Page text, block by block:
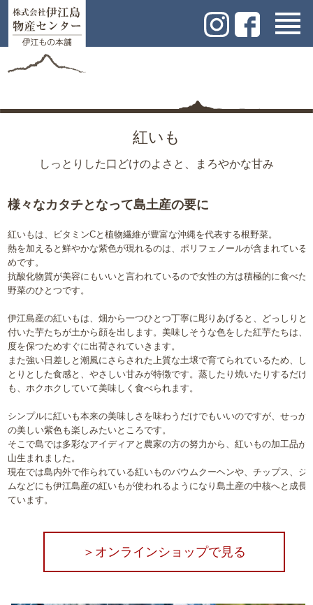
紅いも
しっとりした口どけのよさと、まろやかな甘み
様々なカタチとなって島土産の要に
紅いもは、ビタミンCと植物繊維が豊富な沖縄を代表する根野菜。
熱を加えると鮮やかな紫色が現れるのは、ポリフェノールが含まれている
めです。
抗酸化物質が美容にもいいと言われているので女性の方は積極的に食べた
野菜のひとつです。
伊江島産の紅いもは、畑から一つひとつ丁寧に彫りあげると、どっしりと
付いた芋たちが土から顔を出します。美味しそうな色をした紅芋たちは、
度を保つためすぐに出荷されていきます。
また強い日差しと潮風にさらされた上質な土壌で育てられているため、し
とりとした食感と、やさしい甘みが特徴です。蒸したり焼いたりするだけ
も、ホクホクしていて美味しく食べられます。
シンプルに紅いも本来の美味しさを味わうだけでもいいのですが、せっか
の美しい紫色も楽しみたいところです。
そこで島では多彩なアイディアと農家の方の努力から、紅いもの加工品が
山生まれました。
現在では島内外で作られている紅いものバウムクーヘンや、チップス、ジ
ムなどにも伊江島産の紅いもが使われるようになり島土産の中核へと成長
ています。
＞オンラインショップで見る